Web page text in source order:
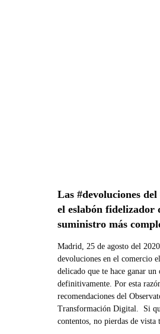
Las #devoluciones
el eslabón fidelizador
suministro más
Madrid, 25 de agosto del
devoluciones en el comercio
delicado que te hace ganar
definitivamente. Por esta
recomendaciones del
Transformación Digital. Si
contentos, no pierdas de